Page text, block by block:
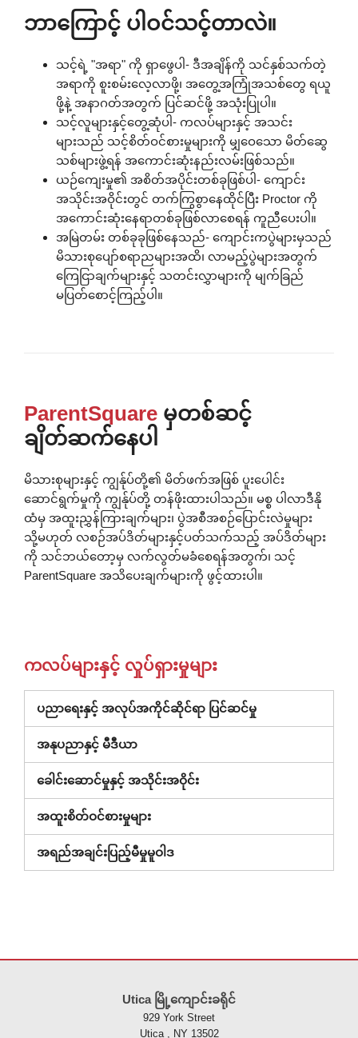
ဘာကြောင့် ပါဝင်သင့်တာလဲ။
သင့်ရဲ့ "အရာ" ကို ရှာဖွေပါ- ဒီအချိန်ကို သင်နှစ်သက်တဲ့
အရာကို စူးစမ်းလေ့လာဖို့၊ အတွေ့အကြုံအသစ်တွေ ရယူ
ဖို့နဲ့ အနာဂတ်အတွက် ပြင်ဆင်ဖို့ အသုံးပြုပါ။
သင့်လူများနှင့်တွေ့ဆုံပါ- ကလပ်များနှင့် အသင်း
များသည် သင့်စိတ်ဝင်စားမှုများကို မျှဝေသော မိတ်ဆွေ
သစ်များဖွဲ့ရန် အကောင်းဆုံးနည်းလမ်းဖြစ်သည်။
ယဉ်ကျေးမှု၏ အစိတ်အပိုင်းတစ်ခုဖြစ်ပါ- ကျောင်း
အသိုင်းအဝိုင်းတွင် တက်ကြွစွာနေထိုင်ပြီး Proctor ကို
အကောင်းဆုံးနေရာတစ်ခုဖြစ်လာစေရန် ကူညီပေးပါ။
အမြဲတမ်း တစ်ခုခုဖြစ်နေသည်- ကျောင်းကပွဲများမှသည်
မိသားစုပျော်စရာညများအထိ၊ လာမည့်ပွဲများအတွက်
ကြေငြာချက်များနှင့် သတင်းလွှာများကို မျက်ခြည်
မပြတ်စောင့်ကြည့်ပါ။
ParentSquare မှတစ်ဆင့်
ချိတ်ဆက်နေပါ
မိသားစုများနှင့် ကျွန်ုပ်တို့၏ မိတ်ဖက်အဖြစ် ပူးပေါင်း
ဆောင်ရွက်မှုကို ကျွန်ုပ်တို့ တန်ဖိုးထားပါသည်။ မစ္စ ပါလာဒီနို
ထံမှ အထူးညွှန်ကြားချက်များ၊ ပွဲအစီအစဉ်ပြောင်းလဲမှုများ
သို့မဟုတ် လစဉ်အပ်ဒိတ်များနှင့်ပတ်သက်သည့် အပ်ဒိတ်များ
ကို သင်ဘယ်တော့မှ လက်လွတ်မခံစေရန်အတွက်၊ သင့်
ParentSquare အသိပေးချက်များကို ဖွင့်ထားပါ။
ကလပ်များနှင့် လှုပ်ရှားမှုများ
ပညာရေးနှင့် အလုပ်အကိုင်ဆိုင်ရာ ပြင်ဆင်မှု
အနုပညာနှင့် မီဒီယာ
ခေါင်းဆောင်မှုနှင့် အသိုင်းအဝိုင်း
အထူးစိတ်ဝင်စားမှုများ
အရည်အချင်းပြည့်မီမှုမူဝါဒ
Utica မြို့ကျောင်းခရိုင်
929 York Street
Utica , NY 13502